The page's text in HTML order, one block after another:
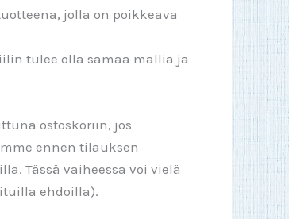
jolla on poikkeava
tulee olla samaa mallia ja
ostoskoriin, jos
ennen tilauksen
Tässä vaiheessa voi vielä
ehdoilla).